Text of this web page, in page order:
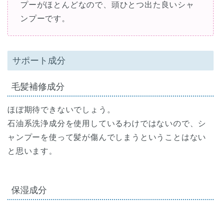
プーがほとんどなので、頭ひとつ出た良いシャ
ンプーです。
サポート成分
毛髪補修成分
ほぼ期待できないでしょう。
石油系洗浄成分を使用しているわけではないので、シ
ャンプーを使って髪が傷んでしまうということはない
と思います。
保湿成分